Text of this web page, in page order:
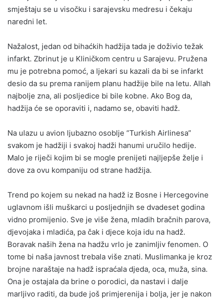
smještaju se u visočku i sarajevsku medresu i čekaju
naredni let.
Nažalost, jedan od bihaćkih hadžija tada je doživio težak
infarkt. Zbrinut je u Kliničkom centru u Sarajevu. Pružena
mu je potrebna pomoć, a ljekari su kazali da bi se infarkt
desio da su prema ranijem planu hadžije bile na letu. Allah
najbolje zna, ali posljedice bi bile kobne. Ako Bog da,
hadžija će se oporaviti i, nadamo se, obaviti hadž.
Na ulazu u avion ljubazno osoblje “Turkish Airlinesa”
svakom je hadžiji i svakoj hadži hanumi uručilo hedije.
Malo je riječi kojim bi se mogle prenijeti najljepše želje i
dove za ovu kompaniju od strane hadžija.
Trend po kojem su nekad na hadž iz Bosne i Hercegovine
uglavnom išli muškarci u posljednjih se dvadeset godina
vidno promijenio. Sve je više žena, mladih bračnih parova,
djevojaka i mladića, pa čak i djece koja idu na hadž.
Boravak naših žena na hadžu vrlo je zanimljiv fenomen. O
tome bi naša javnost trebala više znati. Muslimanka je kroz
brojne naraštaje na hadž ispraćala djeda, oca, muža, sina.
Ona je ostajala da brine o porodici, da nastavi i dalje
marljivo raditi, da bude još primjerenija i bolja, jer je nakon